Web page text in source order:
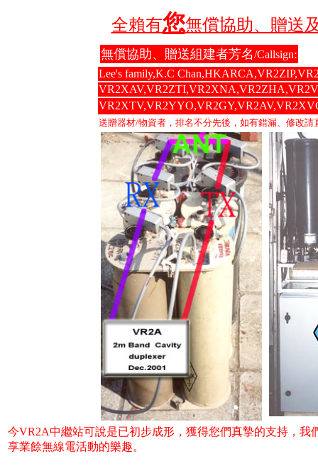
全賴有您無償協助、贈送
無償協助、贈送組建者芳名/Callsign:
Lee's family,K.C
送贈器材/物資者，排名不分先後，如有錯漏、修改請
今VR2A中繼站可說是已初步成形，獲得您們真摯的支持，
享業餘無線電活動的樂趣。